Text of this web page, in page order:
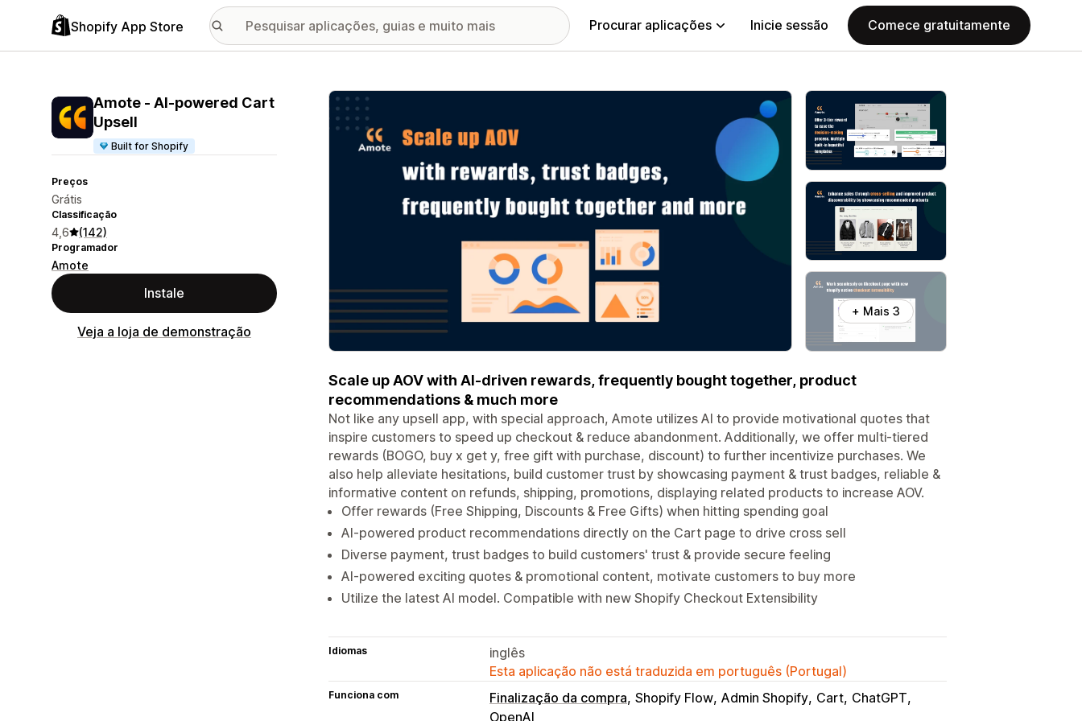
Shopify App Store Procurar aplicações Inicie sessão Comece gratuitamente
Amote ‑ AI‑powered Cart
Upsell
Built for Shopify
Preços
Grátis
Classificação
4,6 (142)
Programador
Amote
Instale
Veja a loja de demonstração
Galeria de imagens em destaque
+ Mais 3
Scale up AOV with AI-driven rewards, frequently bought together, product
recommendations & much more
Not like any upsell app, with special approach, Amote utilizes AI to provide motivational quotes that
inspire customers to speed up checkout & reduce abandonment. Additionally, we offer multi-tiered
rewards (BOGO, buy x get y, free gift with purchase, discount) to further incentivize purchases. We
also help alleviate hesitations, build customer trust by showcasing payment & trust badges, reliable &
informative content on refunds, shipping, promotions, displaying related products to increase AOV.
Offer rewards (Free Shipping, Discounts & Free Gifts) when hitting spending goal
AI-powered product recommendations directly on the Cart page to drive cross sell
Diverse payment, trust badges to build customers' trust & provide secure feeling
AI-powered exciting quotes & promotional content, motivate customers to buy more
Utilize the latest AI model. Compatible with new Shopify Checkout Extensibility
Idiomas
inglês
Esta aplicação não está traduzida em português (Portugal)
Funciona com Finalização da compra Shopify Flow Admin Shopify Cart ChatGPT
OpenAI